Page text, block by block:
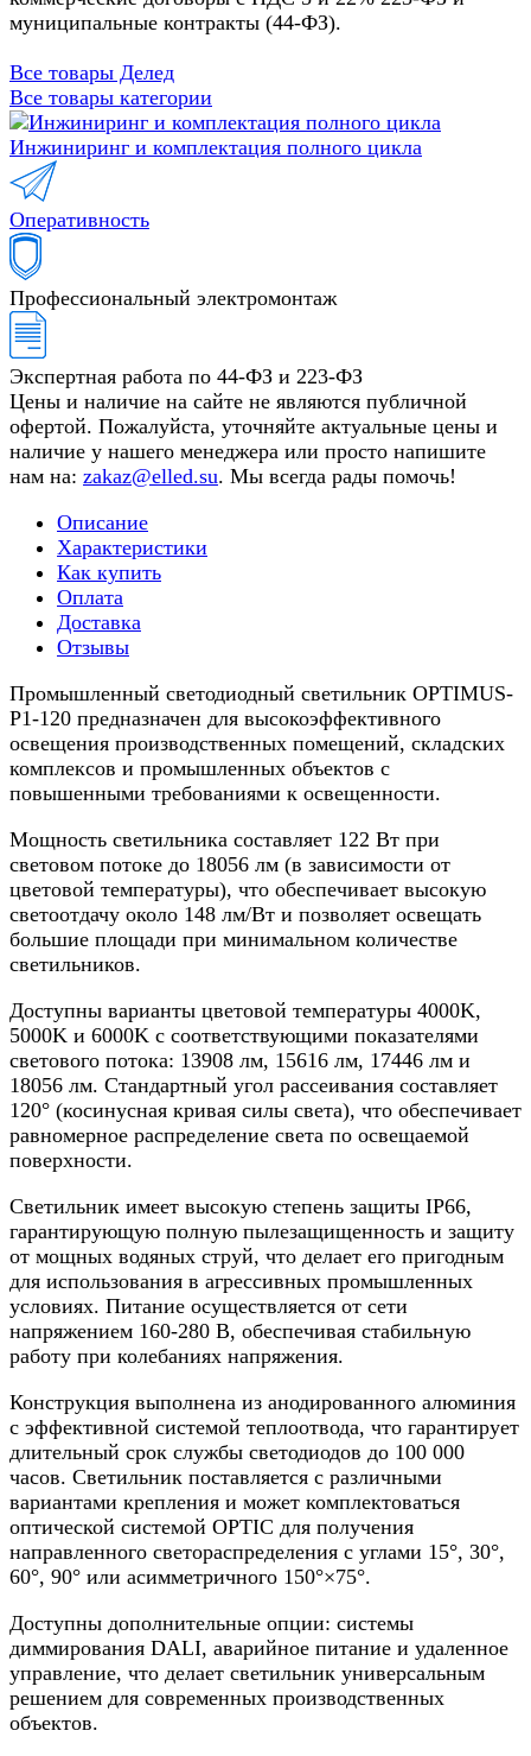
муниципальные контракты (44-ФЗ).
Все товары Делед
Все товары категории
Инжиниринг и комплектация полного цикла
Оперативность
Профессиональный электромонтаж
Экспертная работа по 44-ФЗ и 223-ФЗ
Цены и наличие на сайте не являются публичной
офертой. Пожалуйста, уточняйте актуальные цены и
наличие у нашего менеджера или просто напишите
нам на: zakaz@elled.su. Мы всегда рады помочь!
Описание
Характеристики
Как купить
Оплата
Доставка
Отзывы
Промышленный светодиодный светильник OPTIMUS-
P1-120 предназначен для высокоэффективного
освещения производственных помещений, складских
комплексов и промышленных объектов с
повышенными требованиями к освещенности.
Мощность светильника составляет 122 Вт при
световом потоке до 18056 лм (в зависимости от
цветовой температуры), что обеспечивает высокую
светоотдачу около 148 лм/Вт и позволяет освещать
большие площади при минимальном количестве
светильников.
Доступны варианты цветовой температуры 4000K,
5000K и 6000K с соответствующими показателями
светового потока: 13908 лм, 15616 лм, 17446 лм и
18056 лм. Стандартный угол рассеивания составляет
120° (косинусная кривая силы света), что обеспечивает
равномерное распределение света по освещаемой
поверхности.
Светильник имеет высокую степень защиты IP66,
гарантирующую полную пылезащищенность и защиту
от мощных водяных струй, что делает его пригодным
для использования в агрессивных промышленных
условиях. Питание осуществляется от сети
напряжением 160-280 В, обеспечивая стабильную
работу при колебаниях напряжения.
Конструкция выполнена из анодированного алюминия
с эффективной системой теплоотвода, что гарантирует
длительный срок службы светодиодов до 100 000
часов. Светильник поставляется с различными
вариантами крепления и может комплектоваться
оптической системой OPTIC для получения
направленного светораспределения с углами 15°, 30°,
60°, 90° или асимметричного 150°×75°.
Доступны дополнительные опции: системы
диммирования DALI, аварийное питание и удаленное
управление, что делает светильник универсальным
решением для современных производственных
объектов.